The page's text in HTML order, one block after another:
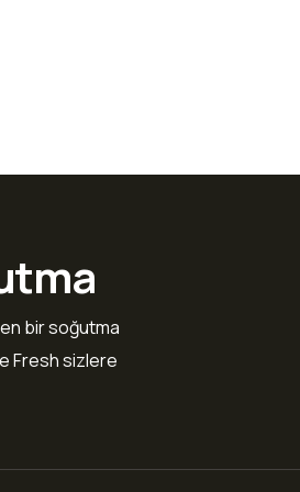
bir soğutma
Fresh sizlere